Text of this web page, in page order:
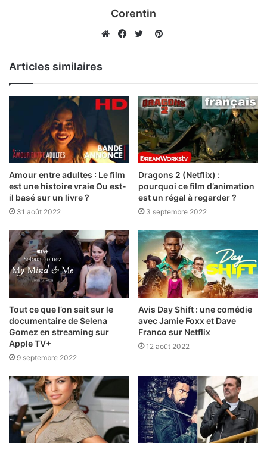
Corentin
Pinterest
Articles similaires
Amour entre adultes : Le film
est une histoire vraie Ou est-
il basé sur un livre ?
31 août 2022
Dragons 2 (Netflix) :
pourquoi ce film d’animation
est un régal à regarder ?
3 septembre 2022
Tout ce que l’on sait sur le
documentaire de Selena
Gomez en streaming sur
Apple TV+
9 septembre 2022
Avis Day Shift : une comédie
avec Jamie Foxx et Dave
Franco sur Netflix
12 août 2022